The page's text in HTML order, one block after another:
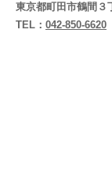
東京都町田市鶴間３
TEL： 042-850-6620